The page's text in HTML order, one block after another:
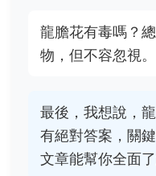
龍膽花有毒嗎？
物，但不容忽視。
最後，我想說，
有絕對答案，關
文章能幫你全面